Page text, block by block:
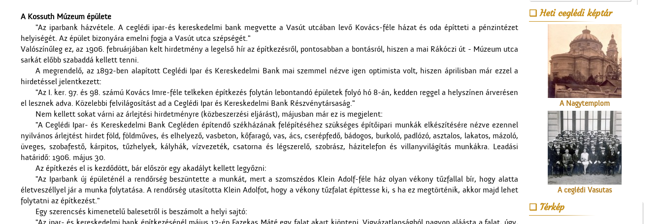
A Kossuth Múzeum épülete
"Az iparbank házvétele. A ceglédi ipar-és kereskedelmi bank megvette a Vasút utcában levő Kovács-féle házat és oda építteti a pénzintézet
helyiségét. Az épület bizonyára emelni fogja a Vasút utca szépségét."
Valószínűleg ez, az 1906. februárjában kelt hirdetmény a legelső hír az építkezésről, pontosabban a bontásról, hiszen a mai Rákóczi út - Múzeum utca
sarkát előbb szabaddá kellett tenni.
A megrendelő, az 1892-ben alapított Ceglédi Ipar és Kereskedelmi Bank mai szemmel nézve igen optimista volt, hiszen áprilisban már ezzel a
hirdetéssel jelentkezett:
"Az I. ker. 97. és 98. számú Kovács Imre-féle telkeken építkezés folytán lebontandó épületek folyó hó 8-án, kedden reggel a helyszínen árverésen
el lesznek adva. Közelebbi felvilágosítást ad a Ceglédi Ipar és Kereskedelmi Bank Részvénytársaság."
Nem kellett sokat várni az árlejtési hirdetményre (közbeszerzési eljárást), májusban már ez is megjelent:
"A Ceglédi Ipar- és Kereskedelmi Bank Cegléden építendő székházának felépítéséhez szükséges építőipari munkák elkészítésére nézve ezennel
nyilvános árlejtést hirdet föld, földműves, és elhelyező, vasbeton, kőfaragó, vas, ács, cserépfedő, bádogos, burkoló, padlózó, asztalos, lakatos, mázoló,
üveges, szobafestő, kárpitos, tűzhelyek, kályhák, vízvezeték, csatorna és légszerelő, szobrász, házitelefon és villanyvilágítás munkákra. Leadási
határidő: 1906. május 30.
Az építkezés el is kezdődött, bár először egy akadályt kellett legyőzni:
"Az Iparbank új épületénél a rendőrség beszüntette a munkát, mert a szomszédos Klein Adolf-féle ház olyan vékony tűzfallal bír, hogy alatta
életveszéllyel jár a munka folytatása. A rendőrség utasította Klein Adolfot, hogy a vékony tűzfalat építtesse ki, s ha ez megtörténik, akkor majd lehet
folytatni az építkezést."
Egy szerencsés kimenetelű balesetről is beszámolt a helyi sajtó:
Heti ceglédi képtár
Az Ofotért
A Nagytemplom
A ceglédi Vasutas
Térkép